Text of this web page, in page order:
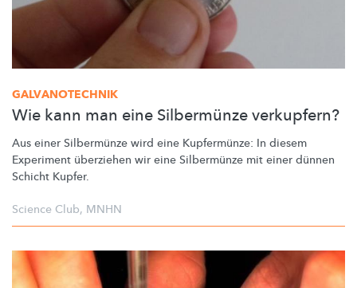
GALVANOTECHNIK
Wie kann man eine Silbermünze verkupfern?
Aus einer Silbermünze wird eine Kupfermünze: In diesem
Experiment überziehen wir eine Silbermünze mit einer dünnen
Schicht Kupfer.
Science Club, MNHN